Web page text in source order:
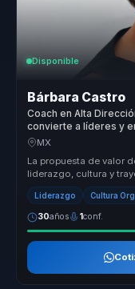
Disponible
Bárbara Castro
Coach en Alta
convierte a líderes y
MX
La propuesta de valor
liderazgo, cultura y
favor del n...
Liderazgo Cultura
30años 1conf.